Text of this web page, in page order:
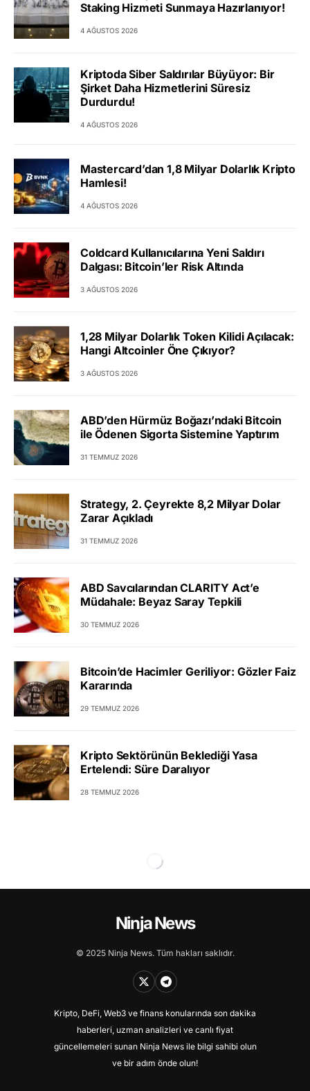
Staking Hizmeti Sunmaya Hazırlanıyor!
4 AĞUSTOS 2026
Kriptoda Siber Saldırılar Büyüyor: Bir
Şirket Daha Hizmetlerini Süresiz
Durdurdu!
4 AĞUSTOS 2026
Mastercard’dan 1,8 Milyar Dolarlık Kripto
Hamlesi!
4 AĞUSTOS 2026
Coldcard Kullanıcılarına Yeni Saldırı
Dalgası: Bitcoin’ler Risk Altında
3 AĞUSTOS 2026
1,28 Milyar Dolarlık Token Kilidi Açılacak:
Hangi Altcoinler Öne Çıkıyor?
3 AĞUSTOS 2026
ABD’den Hürmüz Boğazı’ndaki Bitcoin
ile Ödenen Sigorta Sistemine Yaptırım
31 TEMMUZ 2026
Strategy, 2. Çeyrekte 8,2 Milyar Dolar
Zarar Açıkladı
31 TEMMUZ 2026
ABD Savcılarından CLARITY Act’e
Müdahale: Beyaz Saray Tepkili
30 TEMMUZ 2026
Bitcoin’de Hacimler Geriliyor: Gözler Faiz
Kararında
29 TEMMUZ 2026
Kripto Sektörünün Beklediği Yasa
Ertelendi: Süre Daralıyor
28 TEMMUZ 2026
Ninja News
© 2025 Ninja News. Tüm hakları saklıdır.
Kripto, DeFi, Web3 ve finans konularında son dakika
haberleri, uzman analizleri ve canlı fiyat
güncellemeleri sunan Ninja News ile bilgi sahibi olun
ve bir adım önde olun!